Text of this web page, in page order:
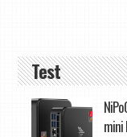
Test
mini